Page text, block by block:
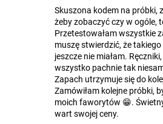
Skuszona kodem na próbki,
żeby zobaczyć czy w ogóle,
Przetestowałam wszystkie
muszę stwierdzić, że
jeszcze nie miałam.
wszystko pachnie tak
Zapach utrzymuje się do
Zamówiłam kolejne próbki,
moich faworytów 😁.
wart swojej ceny.